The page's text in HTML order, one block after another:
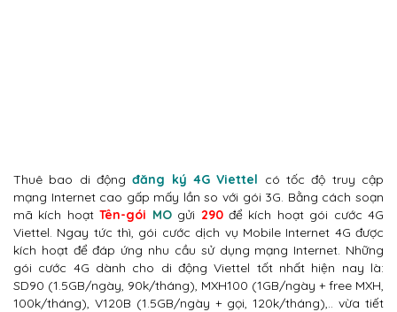
Thuê bao di độngđăng ký 4G Viettel có tốc độ truy cập
mạng Internet cao gấp mấy lần so với gói 3G. Bằng cách soạn
mã kích hoạtTên-gói MOgửi 290 để kích hoạt gói cước 4G
Viettel. Ngay tức thì, gói cước dịch vụ Mobile Internet 4G được
kích hoạt để đáp ứng nhu cầu sử dụng mạng Internet. Những
gói cước 4G dành cho di động Viettel tốt nhất hiện nay là:
SD90 (1.5GB/ngày, 90k/tháng), MXH100 (1GB/ngày + free MXH,
100k/tháng), V120B (1.5GB/ngày + gọi, 120k/tháng),.. vừa tiết